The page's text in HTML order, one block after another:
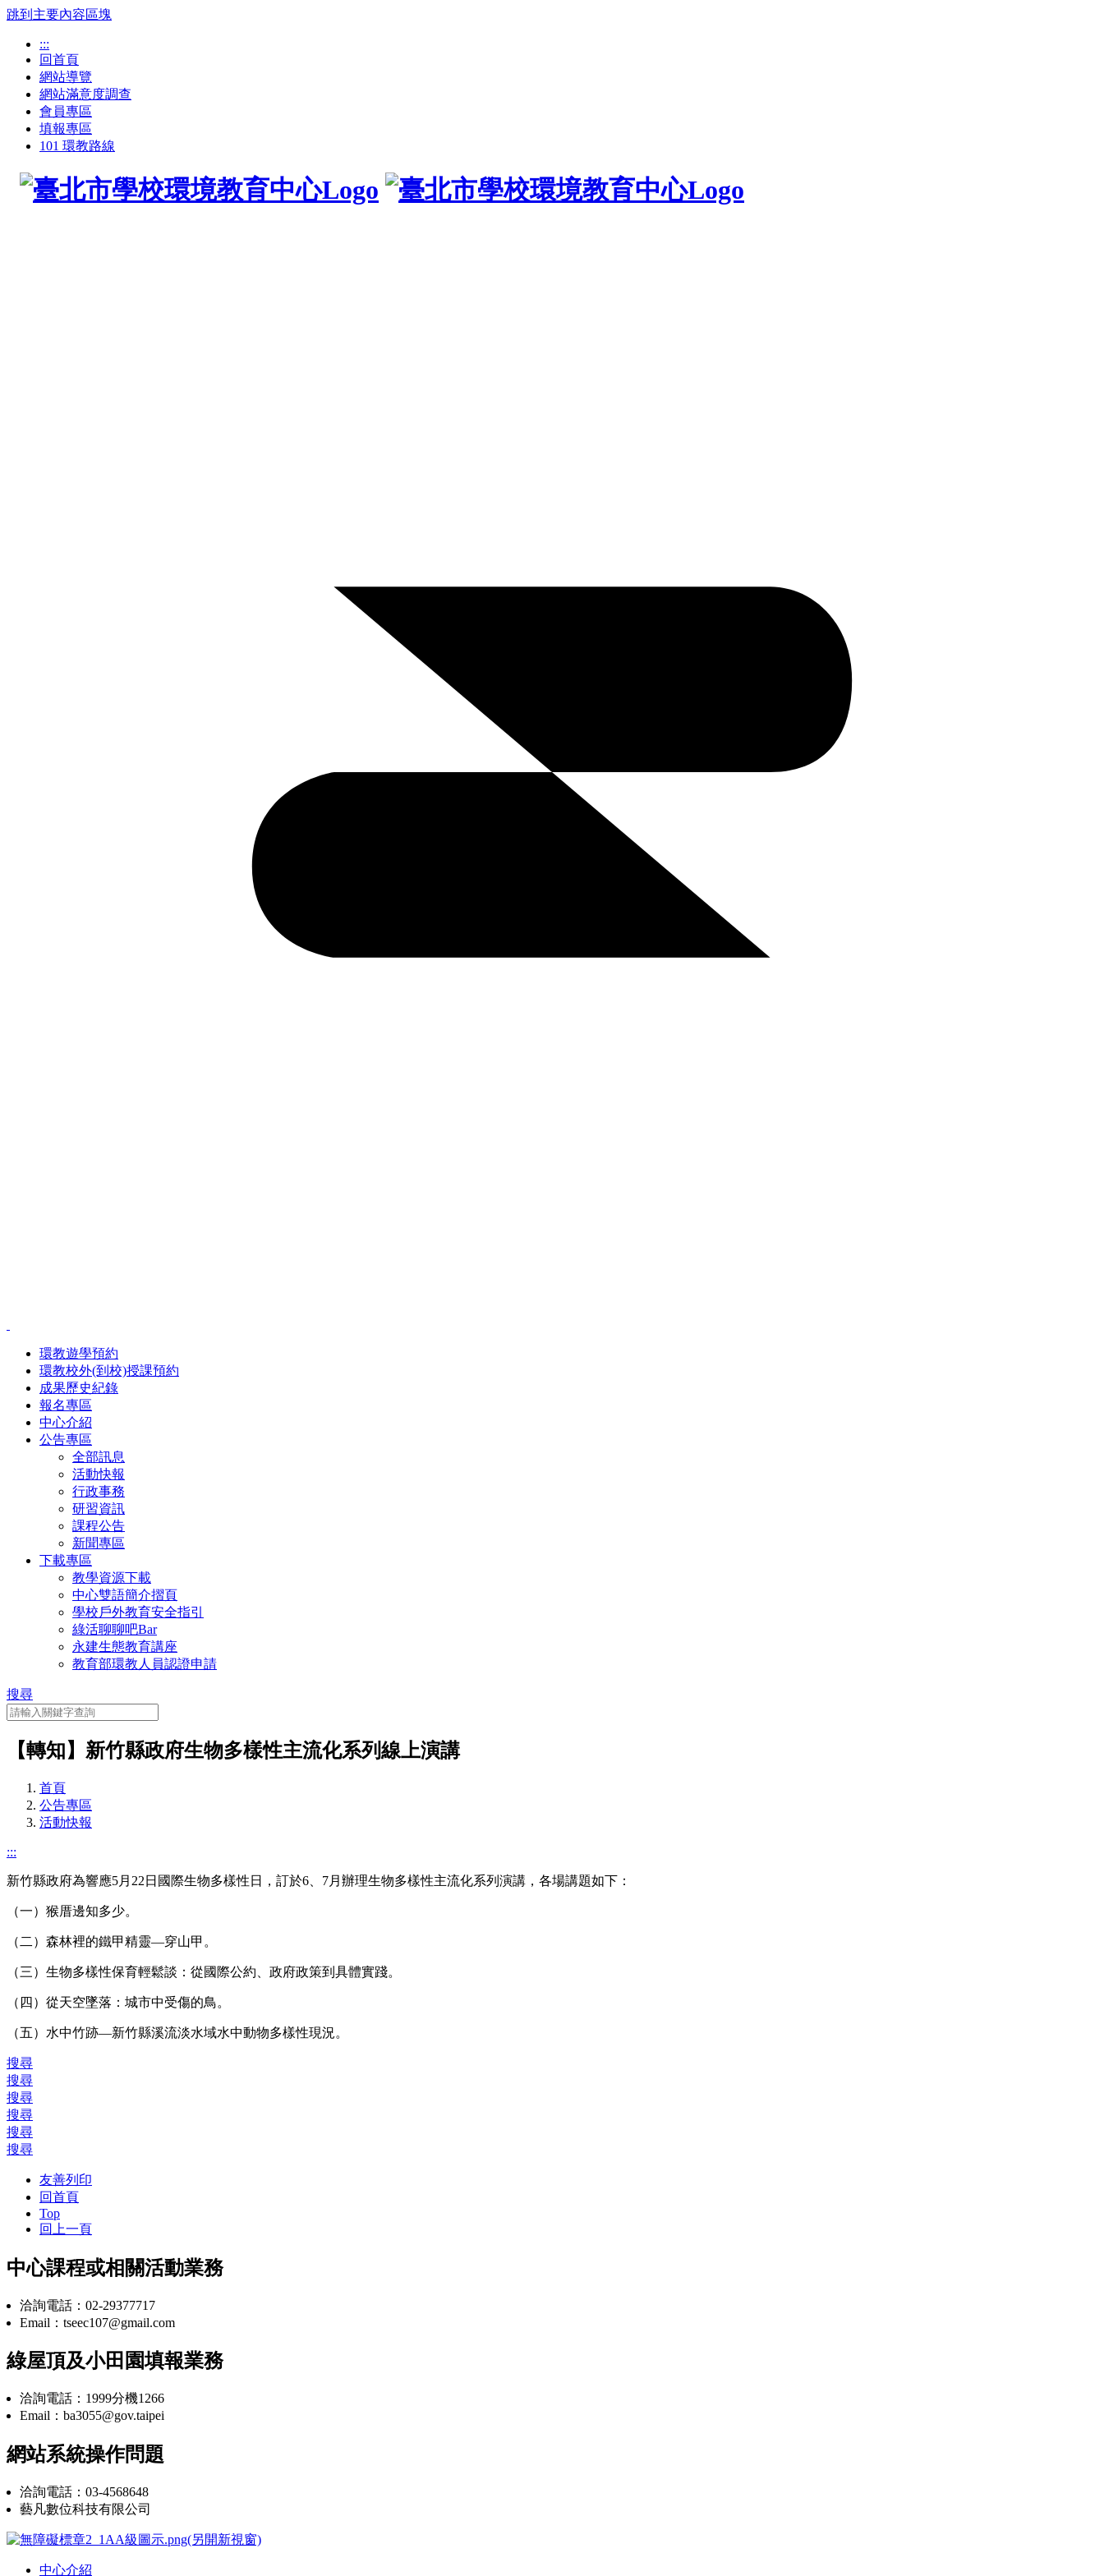
跳到主要內容區塊
:::
回首頁
網站導覽
網站滿意度調查
會員專區
填報專區
101 環教路線
環教遊學預約
環教校外(到校)授課預約
成果歷史紀錄
報名專區
中心介紹
公告專區
全部訊息
活動快報
行政事務
研習資訊
課程公告
新聞專區
下載專區
教學資源下載
中心雙語簡介摺頁
學校戶外教育安全指引
綠活聊聊吧Bar
永建生態教育講座
教育部環教人員認證申請
搜尋
【轉知】新竹縣政府生物多樣性主流化系列線上演講
首頁
公告專區
活動快報
:::
新竹縣政府為響應5月22日國際生物多樣性日，訂於6、7月辦理生物多樣性主流化系列演講，各場講題如下：
（一）猴厝邊知多少。
（二）森林裡的鐵甲精靈—穿山甲。
（三）生物多樣性保育輕鬆談：從國際公約、政府政策到具體實踐。
（四）從天空墜落：城市中受傷的鳥。
（五）水中竹跡—新竹縣溪流淡水域水中動物多樣性現況。
搜尋
搜尋
搜尋
搜尋
搜尋
搜尋
友善列印
回首頁
Top
回上一頁
中心課程或相關活動業務
洽詢電話：02-29377717
Email：tseec107@gmail.com
綠屋頂及小田園填報業務
洽詢電話：1999分機1266
Email：ba3055@gov.taipei
網站系統操作問題
洽詢電話：03-4568648
藝凡數位科技有限公司
中心介紹